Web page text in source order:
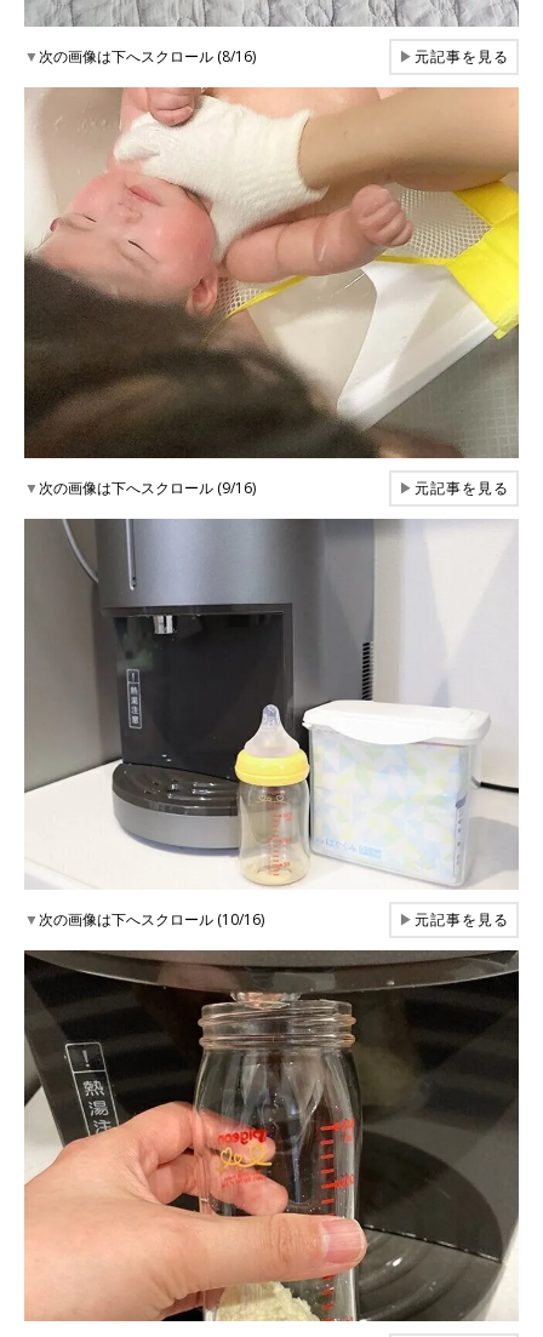
▼次の画像は下へスクロール (8/16) ▶元記事を見る
▼次の画像は下へスクロール (9/16) ▶元記事を見る
▼次の画像は下へスクロール (10/16) ▶元記事を見る